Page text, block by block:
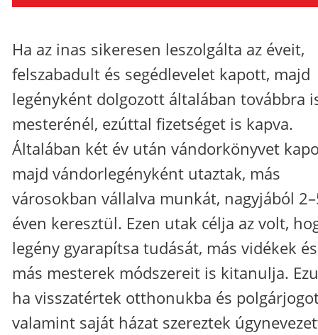
Ha az inas sikeresen leszolgálta az éveit,
felszabadult és segédlevelet kapott, majd
legényként dolgozott általában továbbra
mesterénél, ezúttal fizetséget is kapva.
Általában két év után vándorkönyvet
majd vándorlegényként utaztak, más
városokban vállalva munkát, nagyjából
éven keresztül. Ezen utak célja az volt,
legény gyarapítsa tudását, más vidékek és
más mesterek módszereit is kitanulja.
ha visszatértek otthonukba és
valamint saját házat szereztek